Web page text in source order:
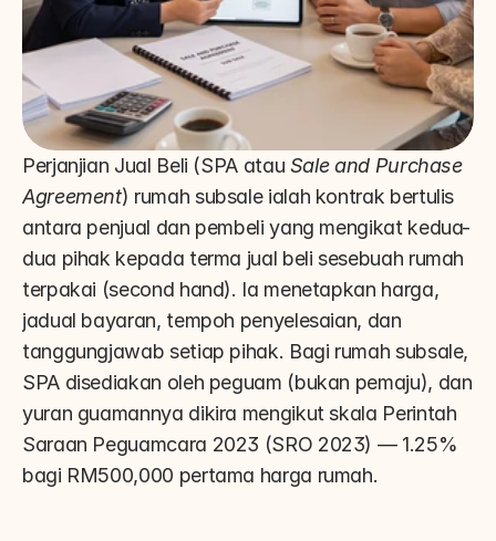
Perjanjian Jual Beli (SPA atau Sale and Purchase
Agreement) rumah subsale ialah kontrak bertulis
antara penjual dan pembeli yang mengikat kedua-
dua pihak kepada terma jual beli sesebuah rumah
terpakai (second hand). Ia menetapkan harga,
jadual bayaran, tempoh penyelesaian, dan
tanggungjawab setiap pihak. Bagi rumah subsale,
SPA disediakan oleh peguam (bukan pemaju), dan
yuran guamannya dikira mengikut skala Perintah
Saraan Peguamcara 2023 (SRO 2023) — 1.25%
bagi RM500,000 pertama harga rumah.